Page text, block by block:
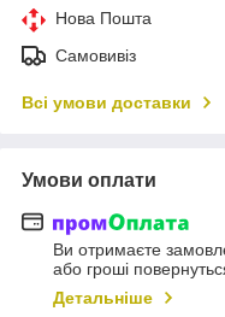
Нова Пошта
Самовивіз
Всі умови доставки
Умови оплати
Ви отримаєте
або гроші
Детальніше